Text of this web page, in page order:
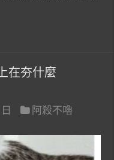
在夯什麼
阿殺不嚕